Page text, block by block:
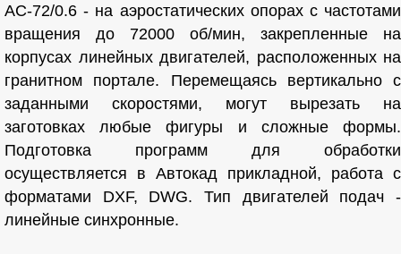
АС-72/0.6 - на аэростатических опорах с частотами
вращения до 72000 об/мин, закрепленные на
корпусах линейных двигателей, расположенных на
гранитном портале. Перемещаясь вертикально с
заданными скоростями, могут вырезать на
заготовках любые фигуры и сложные формы.
Подготовка программ для обработки
осуществляется в Автокад прикладной, работа с
форматами DXF, DWG. Тип двигателей подач -
линейные синхронные.